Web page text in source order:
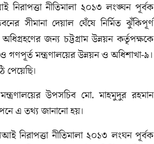
নিরাপত্তা নীতিমালা ২০১৩ লংঙ্ঘন পূর্বক
সীমানা দেয়াল ঘেঁষে নির্মিত ঝুঁকিপূর্ণ
জন্য চট্টগ্রাম উন্নয়ন কর্তৃপক্ষকে
গণপূর্ত মন্ত্রণালয়ের উন্নয়ন ও অধিশাখা-৯।
পেয়েছি।
উপসচিব মো. মাহমুদুর রহমান
এ তথ্য জানানো হয়।
নিরাপত্তা নীতিমালা ২০১৩ লংঘন পূর্বক